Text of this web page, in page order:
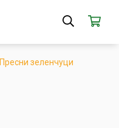
Пресни зеленчуци